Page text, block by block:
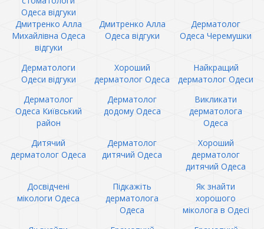
Одеса відгуки
Дмитренко Алла
Михайлівна Одеса
відгуки
Дмитренко Алла
Одеса відгуки
Дерматолог
Одеса Черемушки
Дерматологи
Одеси відгуки
Хороший
дерматолог Одеса
Найкращий
дерматолог Одеси
Дерматолог
Одеса Київський
район
Дерматолог
додому Одеса
Викликати
дерматолога
Одеса
Дитячий
дерматолог Одеса
Дерматолог
дитячий Одеса
Хороший
дерматолог
дитячий Одеса
Досвідчені
мікологи Одеса
Підкажіть
дерматолога
Одеса
Як знайти
хорошого
міколога в Одесі